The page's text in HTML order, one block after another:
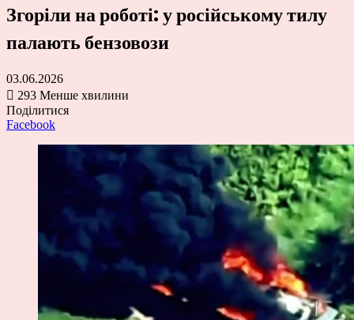
Згоріли на роботі: у російському тилу
палають бензовози
03.06.2026
293 Менше хвилини
Поділитися
Facebook